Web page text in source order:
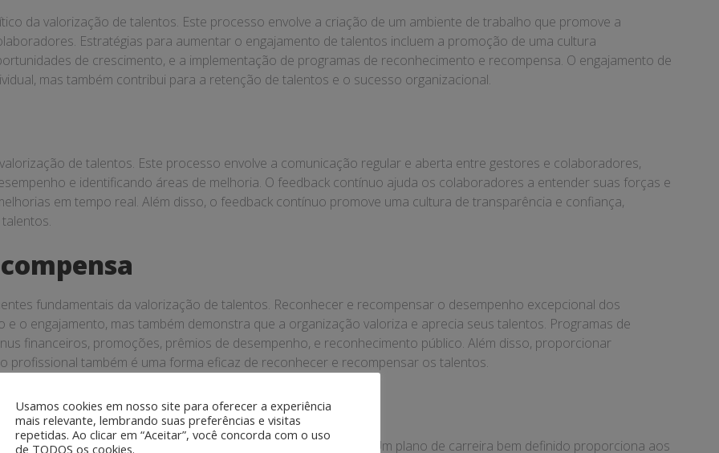
da valorização de talentos. Este processo envolve a criação de um ambiente de trabalho que promove a
Estratégias para aumentar o engajamento de talentos incluem a promoção de uma cultura
de crescimento, e a implementação de programas de reconhecimento e recompensa. O engajamento de
mas também contribui para a retenção de talentos e o sucesso organizacional.
de talentos. Este processo envolve a comunicação regular e aberta entre gestores e colaboradores,
e identificando áreas de melhoria. O feedback contínuo ajuda os colaboradores a entender suas forças e
em tempo real. Além disso, o feedback contínuo promove uma cultura de transparência e confiança,
fundamentais da valorização de talentos. Reconhecer e recompensar o desempenho excepcional dos
o engajamento, mas também demonstra que a organização valoriza e aprecia seus talentos. Programas de
financeiros, promoções, prêmios de desempenho, e reconhecimento público. Além disso, proporcionar
profissional também é uma forma eficaz de reconhecer e recompensar os talentos.
estruturado é uma parte essencial da valorização de talentos. Um plano de carreira bem definido proporciona aos
Usamos cookies em nosso site para oferecer a experiência
mais relevante, lembrando suas preferências e visitas
repetidas. Ao clicar em “Aceitar”, você concorda com o uso
de TODOS os cookies.